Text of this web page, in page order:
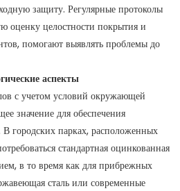
защиту. Регулярные протоколы
оценку целостности покрытия и
помогают выявлять проблемы до
аспекты
с учетом условий окружающей
значение для обеспечения
В городских парках, расположенных
стандартная оцинкованная
в то время как для прибрежных
сталь или современные